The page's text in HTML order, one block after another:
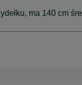
ma 140 cm